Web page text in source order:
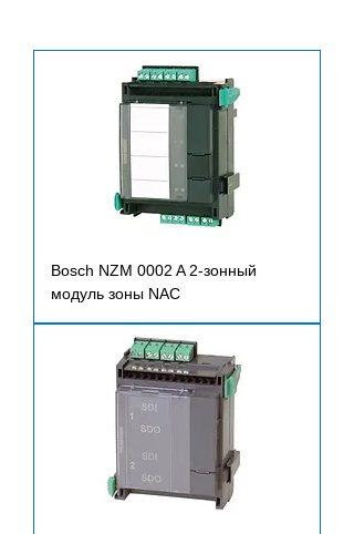
Bosch NZM 0002 A 2-зонный
модуль зоны NAC